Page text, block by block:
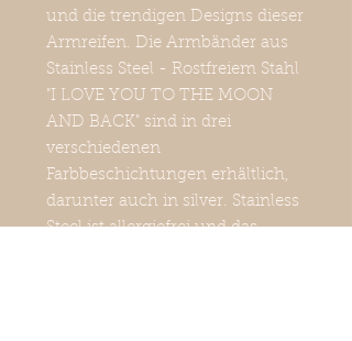
und die trendigen Designs dieser
Armreifen. Die Armbänder aus
Stainless Steel - Rostfreiem Stahl
"I LOVE YOU TO THE MOON
AND BACK" sind in drei
verschiedenen
Farbbeschichtungen erhältlich,
darunter auch in silver. Stainless
Steel ist allergiefrei und das